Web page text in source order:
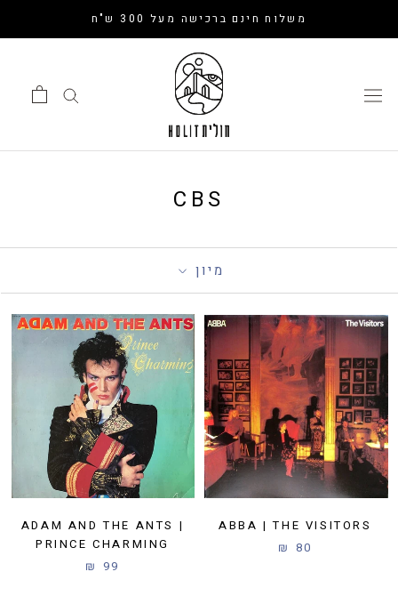
משלוח חינם ברכישה מעל 300 ש"ח
CBS
מיון
ABBA | THE VISITORS
80 ₪
ADAM AND THE ANTS |
PRINCE CHARMING
99 ₪